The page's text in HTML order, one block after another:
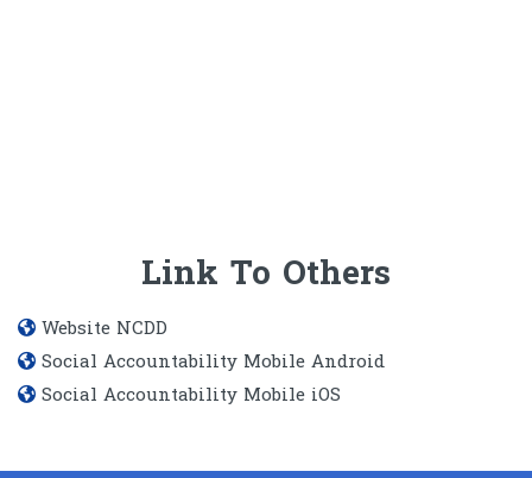
Link To Others
Website​ NCDD
Social Accountability Mobile Android
Social Accountability Mobile iOS